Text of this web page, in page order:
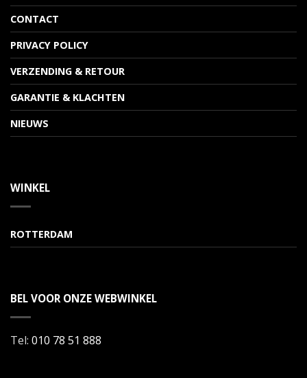
CONTACT
PRIVACY POLICY
VERZENDING & RETOUR
GARANTIE & KLACHTEN
NIEUWS
WINKEL
ROTTERDAM
BEL VOOR ONZE WEBWINKEL
Tel: 010 78 51 888